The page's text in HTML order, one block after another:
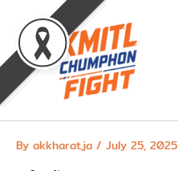
content
By akkharat.ja / July 25, 2025